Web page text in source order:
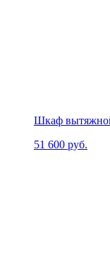
Шкаф
51 600 руб.